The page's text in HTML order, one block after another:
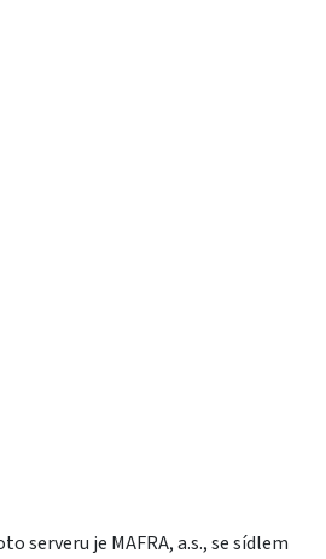
serveru je MAFRA, a.s., se sídlem